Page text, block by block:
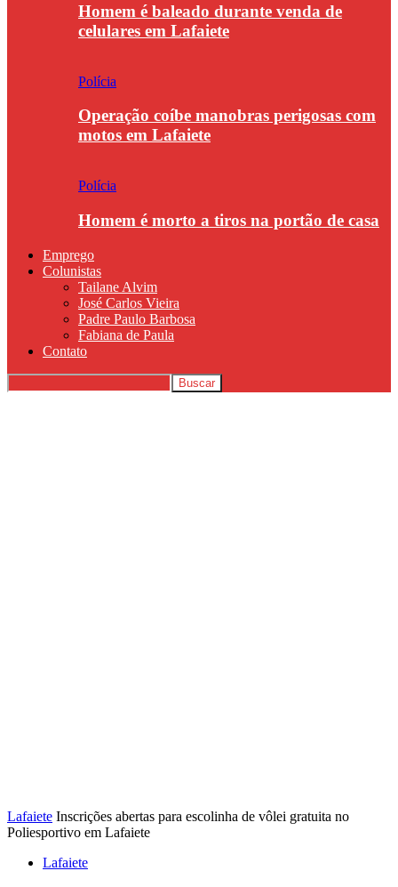
Homem é baleado durante venda de
celulares em Lafaiete
Polícia
Operação coíbe manobras perigosas com
motos em Lafaiete
Polícia
Homem é morto a tiros na portão de casa
Emprego
Colunistas
Tailane Alvim
José Carlos Vieira
Padre Paulo Barbosa
Fabiana de Paula
Contato
Lafaiete Inscrições abertas para escolinha de vôlei gratuita no
Poliesportivo em Lafaiete
Lafaiete